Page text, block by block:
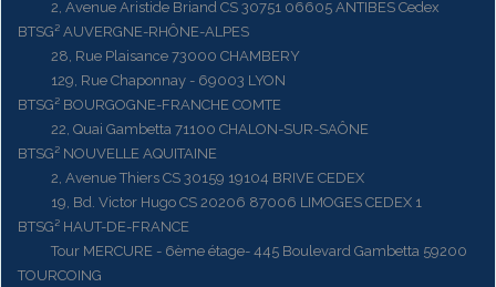
2, Avenue Aristide Briand CS 30751 06605 ANTIBES Cedex
BTSG² AUVERGNE-RHÔNE-ALPES
28, Rue Plaisance 73000 CHAMBERY
129, Rue Chaponnay - 69003 LYON
BTSG² BOURGOGNE-FRANCHE COMTE
22, Quai Gambetta 71100 CHALON-SUR-SAÔNE
BTSG² NOUVELLE AQUITAINE
2, Avenue Thiers CS 30159 19104 BRIVE CEDEX
19, Bd. Victor Hugo CS 20206 87006 LIMOGES CEDEX 1
BTSG² HAUT-DE-FRANCE
Tour MERCURE - 6ème étage- 445 Boulevard Gambetta 59200
TOURCOING